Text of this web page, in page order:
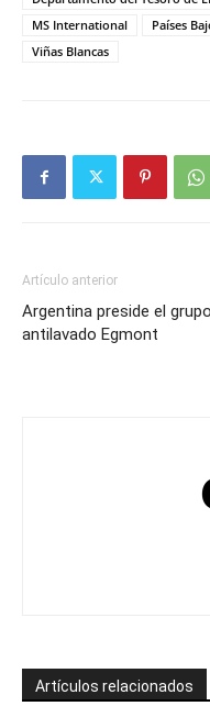
MS International
Países
Viñas Blancas
Artículo anterior
Argentina preside el grupo
antilavado Egmont
Artículos relacionados